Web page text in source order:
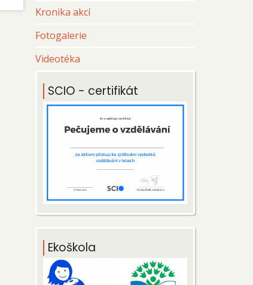
Kronika akcí
Fotogalerie
Videotéka
SCIO - certifikát
Ekoškola